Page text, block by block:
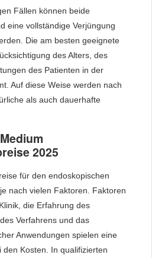
Fällen können beide
eine vollständige Verjüngung
Die am besten geeignete
des Alters, des
des Patienten in der
Auf diese Weise werden nach
als auch dauerhafte
2025
für den endoskopischen
nach vielen Faktoren. Faktoren
die Erfahrung des
Verfahrens und das
Anwendungen spielen eine
Kosten. In qualifizierten